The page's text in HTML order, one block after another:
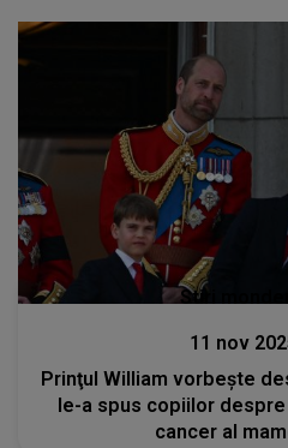
Stiri
11 nov
Prinţul William vorbeşte
le-a spus copiilor
cancer al